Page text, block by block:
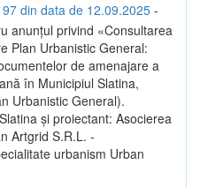
din data de 12.09.2025 -
anunțul privind «Consultarea
Plan Urbanistic General:
de amenajare a
în Municipiul Slatina,
Urbanistic General).
și proiectant: Asocierea
Artgrid S.R.L. -
urbanism Urban